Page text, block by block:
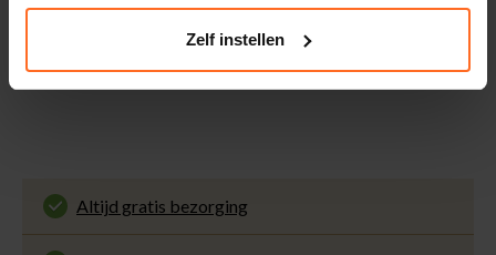
Zelf instellen
bekijk evt. openstaande waardecheques en je
Altijd gratis bezorging
En binnen 1 tot 3 werkdagen door DHL